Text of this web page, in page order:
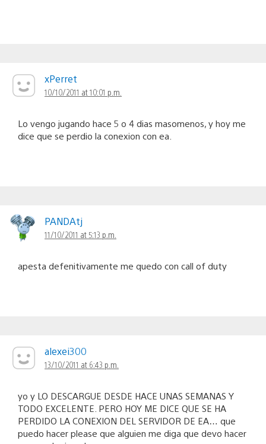
xPerret
10/10/2011 at 10:01 p.m.
Lo vengo jugando hace 5 o 4 dias masomenos, y hoy me
dice que se perdio la conexion con ea.
PANDAtj
11/10/2011 at 5:13 p.m.
apesta defenitivamente me quedo con call of duty
alexei300
13/10/2011 at 6:43 p.m.
yo y LO DESCARGUE DESDE HACE UNAS SEMANAS Y
TODO EXCELENTE. PERO HOY ME DICE QUE SE HA
PERDIDO LA CONEXION DEL SERVIDOR DE EA… que
puedo hacer please que alguien me diga que devo hacer